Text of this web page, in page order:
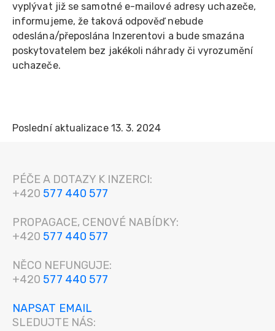
vyplývat již se samotné e-mailové adresy uchazeče,
informujeme, že taková odpověď nebude
odeslána/přeposlána Inzerentovi a bude smazána
poskytovatelem bez jakékoli náhrady či vyrozumění
uchazeče.
Poslední aktualizace 13. 3. 2024
PÉČE A DOTAZY K INZERCI:
+420 577 440 577
PROPAGACE, CENOVÉ NABÍDKY:
+420 577 440 577
NĚCO NEFUNGUJE:
+420 577 440 577
NAPSAT EMAIL
SLEDUJTE NÁS: